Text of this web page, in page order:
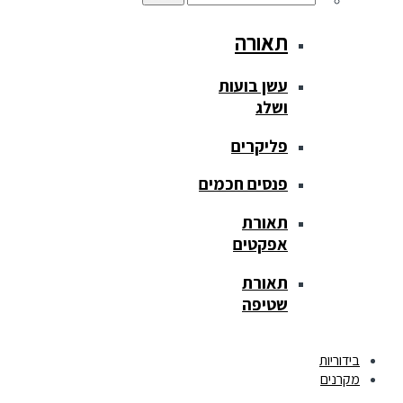
תאורה
עשן בועות
ושלג
פליקרים
פנסים חכמים
תאורת
אפקטים
תאורת
שטיפה
בידוריות
מקרנים